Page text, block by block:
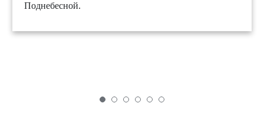
Поднебесной.